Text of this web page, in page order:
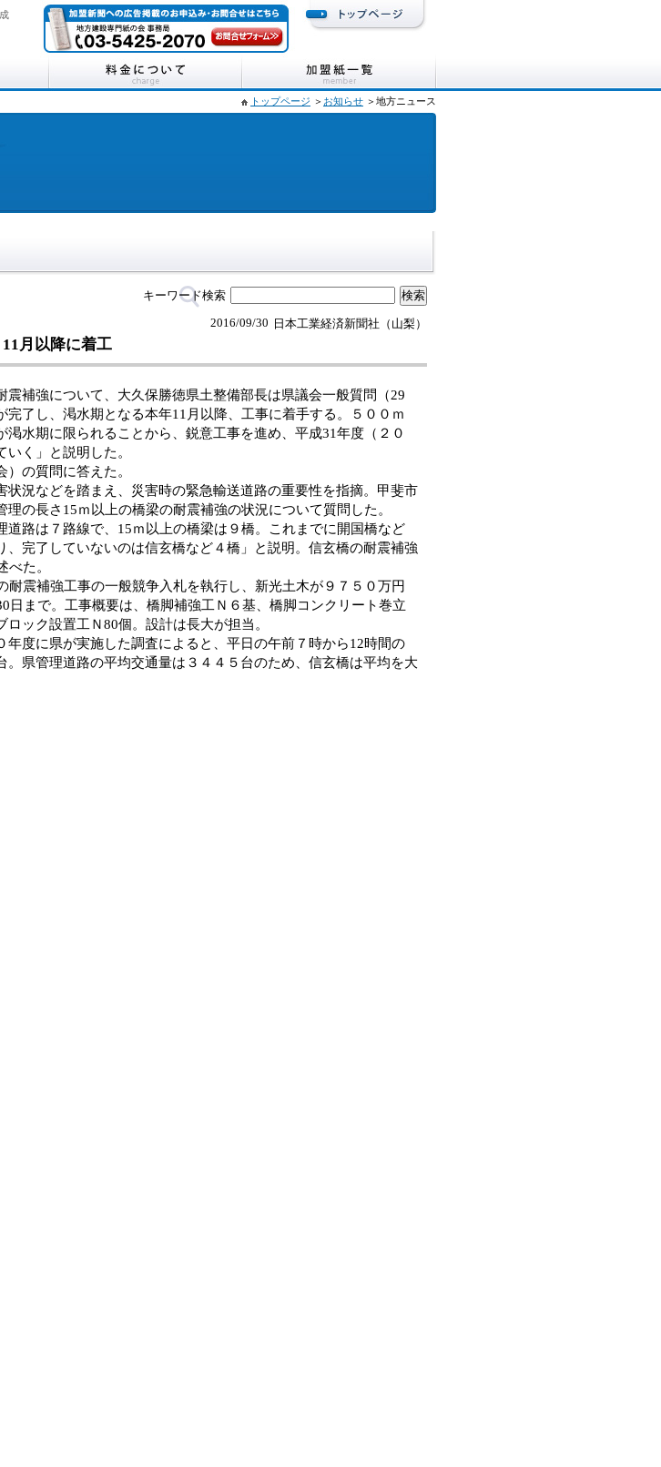
トップページ ＞ お知らせ ＞地方ニュース
キーワード検索
日本工業経済新聞社（山梨）
2016/09/30
11月以降に着工
補強について、大久保勝徳県土整備部長は県議会一般質問（29
完了し、渇水期となる本年11月以降、工事に着手する。５００ｍ
渇水期に限られることから、鋭意工事を進め、平成31年度（２０
く」と説明した。
の質問に答えた。
況などを踏まえ、災害時の緊急輸送道路の重要性を指摘。甲斐市
の長さ15ｍ以上の橋梁の耐震補強の状況について質問した。
路は７路線で、15ｍ以上の橋梁は９橋。これまでに開国橋など
、完了していないのは信玄橋など４橋」と説明。信玄橋の耐震補強
た。
震補強工事の一般競争入札を執行し、新光土木が９７５０万円
日まで。工事概要は、橋脚補強工Ｎ６基、橋脚コンクリート巻立
ック設置工Ｎ80個。設計は長大が担当。
度に県が実施した調査によると、平日の午前７時から12時間の
。県管理道路の平均交通量は３４４５台のため、信玄橋は平均を大